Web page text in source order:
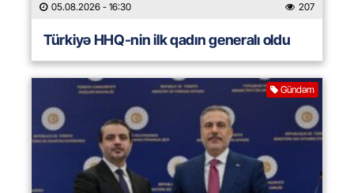
05.08.2026 - 16:30 207
Türkiyə HHQ-nin ilk qadın generalı oldu
Gündəm